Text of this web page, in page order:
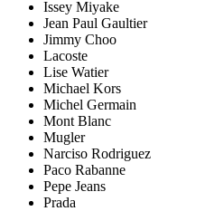
Issey Miyake
Jean Paul Gaultier
Jimmy Choo
Lacoste
Lise Watier
Michael Kors
Michel Germain
Mont Blanc
Mugler
Narciso Rodriguez
Paco Rabanne
Pepe Jeans
Prada